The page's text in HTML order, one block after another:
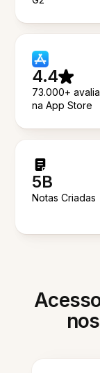
4.4
73.000+
na App Store
5B
Notas Criadas